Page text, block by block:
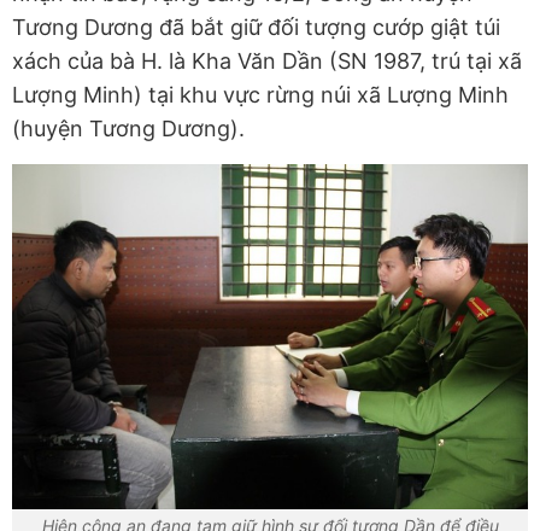
Tương Dương đã bắt giữ đối tượng cướp giật túi
xách của bà H. là Kha Văn Dần (SN 1987, trú tại xã
Lượng Minh) tại khu vực rừng núi xã Lượng Minh
(huyện Tương Dương).
Hiện công an đang tạm giữ hình sự đối tượng Dần để điều